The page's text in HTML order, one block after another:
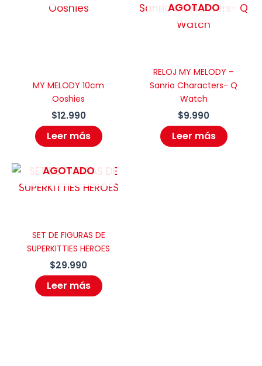
Correo electrónico
Guarda mi nombre, correo electrónico
próxima vez que comente.
MY MELODY 10cm
Ooshies
$12.990
Leer más
AGOTADO
RELOJ MY MELODY –
Sanrio Characters- Q
Watch
$9.990
Leer más
AGOTADO
SET DE FIGURAS DE
SUPERKITTIES HEROES
$29.990
Leer más